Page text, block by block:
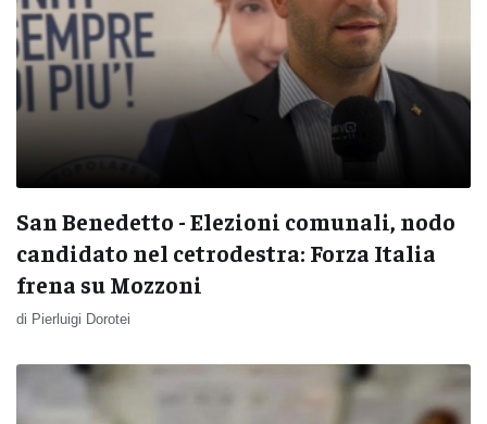
San Benedetto - Elezioni comunali, nodo
candidato nel cetrodestra: Forza Italia
frena su Mozzoni
di Pierluigi Dorotei